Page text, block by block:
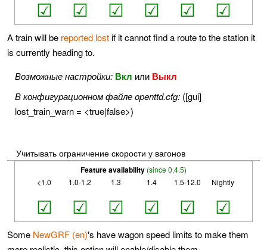
☑ ☑ ☑ ☑ ☑ ☑
A train will be reported lostif it cannot find a route to the station it
is currently heading to.
Возможные настройки: Вкл или Выкл
В конфигурационном файле openttd.cfg: ([gui]
lost_train_warn = <true|false>)
Учитывать ограничение скорости у вагонов
Feature availability (since 0.4.5)
<1.0
☑
1.0-1.2
☑
1.3
☑
1.4
☑
1.5-12.0
☑
Nightly
☑
Some NewGRF (en)'s have wagon speed limits to make them